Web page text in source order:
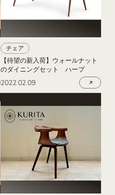
チェア
【待望の新入荷】ウォールナット
のダイニングセット ハープ
2022.02.09